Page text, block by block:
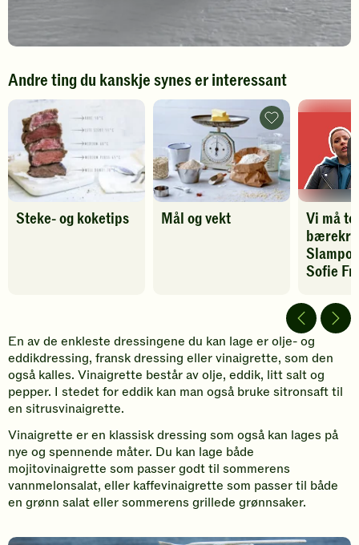
Andre ting du kanskje synes er interessant
Steke- og koketips Mål og vekt
Mål
og
vekt
-
legg
til
favoritter
Vi må
Sofie
av
video
En av de enkleste dressingene du kan lage er olje- og
eddikdressing, fransk dressing eller vinaigrette, som den
også kalles. Vinaigrette består av olje, eddik, litt salt og
pepper. I stedet for eddik kan man også bruke sitronsaft til
en sitrusvinaigrette.
Vinaigrette er en klassisk dressing som også kan lages på
nye og spennende måter. Du kan lage både
mojitovinaigrette som passer godt til sommerens
vannmelonsalat, eller kaffevinaigrette som passer til både
en grønn salat eller sommerens grillede grønnsaker.